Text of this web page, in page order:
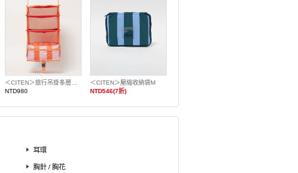
NTD980
＜CITEN＞壓縮收納袋M
NTD546(7折)
耳環
胸針 / 胸花